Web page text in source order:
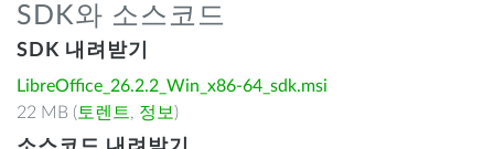
SDK와 소스코드
SDK 내려받기
LibreOffice_26.2.2_Win_x86-64_sdk.msi
22 MB ( 토렌트, 정보 )